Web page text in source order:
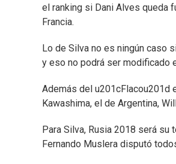
el ranking si Dani Alves queda
Francia.
Lo de Silva no es ningún caso
y eso no podrá ser modificado
Además del u201cFlacou201d
Kawashima, el de Argentina,
Para Silva, Rusia 2018 será su
Fernando Muslera disputó